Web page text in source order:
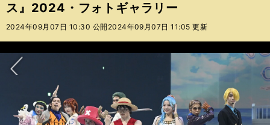
テ
ー
バ
ス』2024・フォトギャラリー
2024年09月07日 10:30 公開 2024年09月07日 11:05 更新
次へ